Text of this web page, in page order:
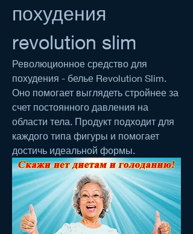
похудения
revolution slim
Революционное средство для
похудения - белье Revolution Slim.
Оно помогает выглядеть стройнее за
счет постоянного давления на
области тела. Продукт подходит для
каждого типа фигуры и помогает
достичь идеальной формы.